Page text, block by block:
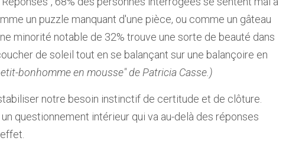
un puzzle manquant d'une pièce, ou comme un gâteau
minorité notable de 32% trouve une sorte de beauté dans
de soleil tout en se balançant sur une balançoire en
bonhomme en mousse" de Patricia Casse.)
notre besoin instinctif de certitude et de clôture.
questionnement intérieur qui va au-delà des réponses